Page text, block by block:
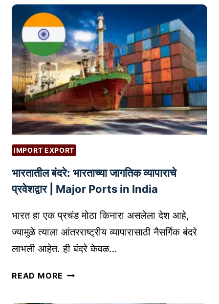
तु
ची
वि
क्री
वा
ढ
व
ण्या
सा
ठी
B
E
S
T
M
A
I
क
वि
ष
या
त
ब्लॉ
ग
सु
रू
क
रू
न
वे
ग
क
से
ठ
रा
IMPORT EXPORT
भारतातील बंदरे: भारताच्या जागतिक व्यापाराचे
प्रवेशद्वार | Major Ports in India
भारत हा एक प्रचंड मोठा किनारा असलेला देश आहे,
ज्यामुळे त्याला आंतरराष्ट्रीय व्यापारासाठी नैसर्गिक बंदरे
लाभली आहेत. ही बंदरे केवळ…
READ MORE भा